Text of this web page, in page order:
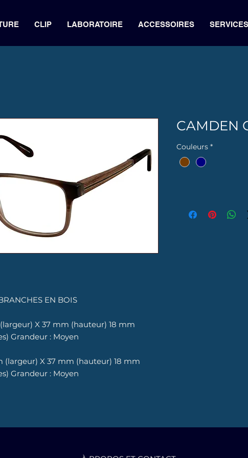
CLIP LABORATOIRE ACCESSOIRES SERVICES
EN BOIS
X 37 mm (hauteur) 18 mm
Grandeur : Moyen
(largeur) X 37 mm (hauteur) 18 mm
Grandeur : Moyen
CAMDEN
Couleurs *